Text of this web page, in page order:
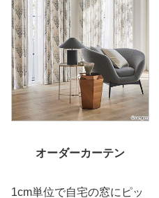
オーダーカーテン
1cm単位で自宅の窓にピッ